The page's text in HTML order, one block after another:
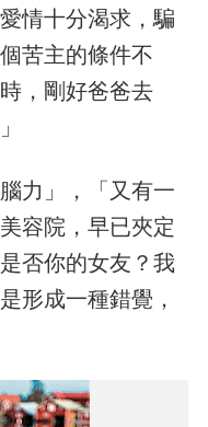
情十分渴求，騙
苦主的條件不
，剛好爸爸去
力」，「又有一
容院，早已夾定
否你的女友？我
形成一種錯覺，